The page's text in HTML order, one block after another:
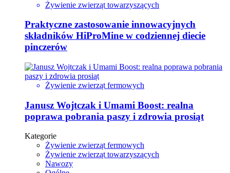
Żywienie zwierząt towarzyszących
Praktyczne zastosowanie innowacyjnych
składników HiProMine w codziennej diecie
pinczerów
Żywienie zwierząt fermowych
Janusz Wojtczak i Umami Boost: realna
poprawa pobrania paszy i zdrowia prosiąt
Kategorie
Żywienie zwierząt fermowych
Żywienie zwierząt towarzyszących
Nawozy